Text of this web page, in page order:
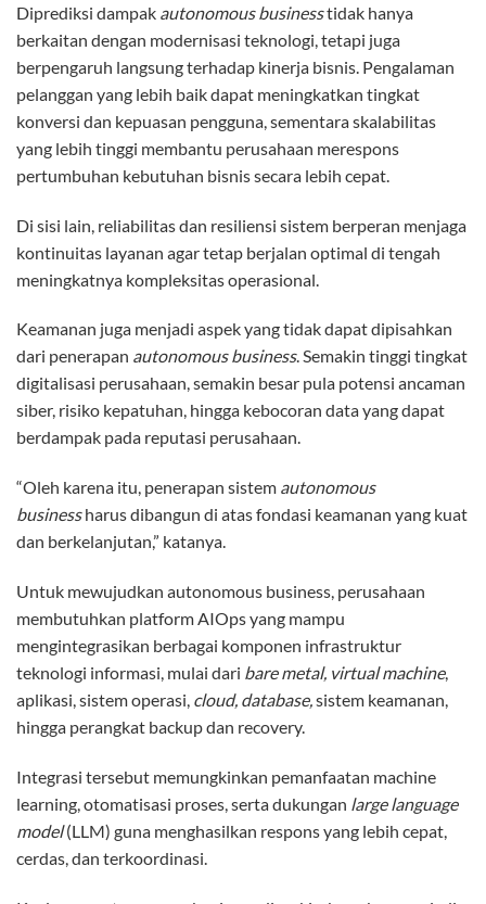
Diprediksi dampak autonomous businesstidak hanya
berkaitan dengan modernisasi teknologi, tetapi juga
berpengaruh langsung terhadap kinerja bisnis. Pengalaman
pelanggan yang lebih baik dapat meningkatkan tingkat
konversi dan kepuasan pengguna, sementara skalabilitas
yang lebih tinggi membantu perusahaan merespons
pertumbuhan kebutuhan bisnis secara lebih cepat.
Di sisi lain, reliabilitas dan resiliensi sistem berperan menjaga
kontinuitas layanan agar tetap berjalan optimal di tengah
meningkatnya kompleksitas operasional.
Keamanan juga menjadi aspek yang tidak dapat dipisahkan
dari penerapan autonomous business. Semakin tinggi tingkat
digitalisasi perusahaan, semakin besar pula potensi ancaman
siber, risiko kepatuhan, hingga kebocoran data yang dapat
berdampak pada reputasi perusahaan.
“Oleh karena itu, penerapan sistem autonomous
businessharus dibangun di atas fondasi keamanan yang kuat
dan berkelanjutan,” katanya.
Untuk mewujudkan autonomous business, perusahaan
membutuhkan platform AIOps yang mampu
mengintegrasikan berbagai komponen infrastruktur
teknologi informasi, mulai dari bare metal, virtual machine,
aplikasi, sistem operasi, cloud, database,sistem keamanan,
hingga perangkat backup dan recovery.
Integrasi tersebut memungkinkan pemanfaatan machine
learning, otomatisasi proses, serta dukungan large language
model(LLM) guna menghasilkan respons yang lebih cepat,
cerdas, dan terkoordinasi.